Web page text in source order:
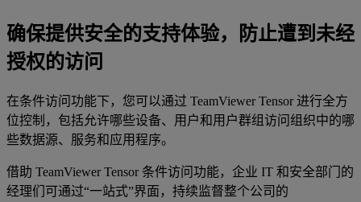
确保提供安全的支持体验，防止遭到未经
授权的访问
在条件访问功能下，您可以通过 TeamViewer Tensor 进行全方
位控制，包括允许哪些设备、用户和用户群组访问组织中的哪
些数据源、服务和应用程序。
借助 TeamViewer Tensor 条件访问功能，企业 IT 和安全部门的
经理们可通过“一站式”界面，持续监督整个公司的